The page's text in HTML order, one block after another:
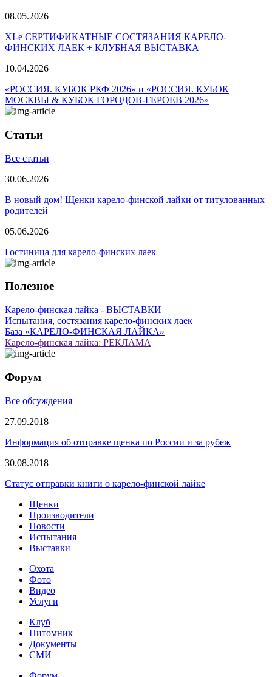
08.05.2026
ХI-е СЕРТИФИКАТНЫЕ СОСТЯЗАНИЯ КАРЕЛО-
ФИНСКИХ ЛАЕК + КЛУБНАЯ ВЫСТАВКА
10.04.2026
«РОССИЯ. КУБОК РКФ 2026» и «РОССИЯ. КУБОК
МОСКВЫ & КУБОК ГОРОДОВ-ГЕРОЕВ 2026»
Статьи
Все статьи
30.06.2026
В новый дом! Щенки карело-финской лайки от титулованных
родителей
05.06.2026
Гостиница для карело-финских лаек
Полезное
Карело-финская лайка - ВЫСТАВКИ
Испытания, состязания карело-финских лаек
База «КАРЕЛО-ФИНСКАЯ ЛАЙКА»
Карело-финская лайка: РЕКЛАМА
Форум
Все обсуждения
27.09.2018
Информация об отправке щенка по России и за рубеж
30.08.2018
Статус отправки книги о карело-финской лайке
Щенки
Производители
Новости
Испытания
Выставки
Охота
Фото
Видео
Услуги
Клуб
Питомник
Документы
СМИ